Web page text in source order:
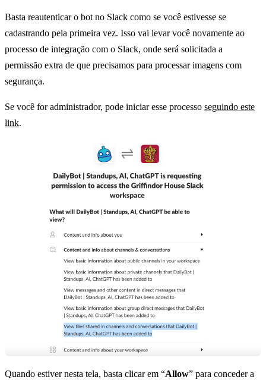
Basta reautenticar o bot no Slack como se você estivesse se
cadastrando pela primeira vez. Isso vai levar você novamente ao
processo de integração com o Slack, onde será solicitada a
permissão extra de que precisamos para processar imagens com
segurança.
Se você for administrador, pode iniciar esse processo seguindo este
link.
Quando estiver nesta tela, basta clicar em “Allow” para conceder a